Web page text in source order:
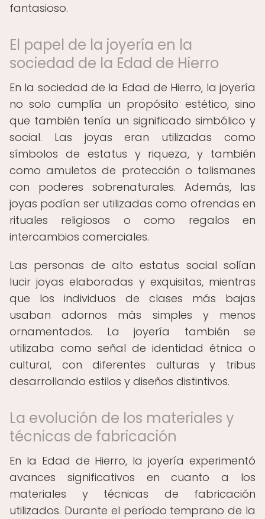
fantasioso.
El papel de la joyería en la
sociedad de la Edad de Hierro
En la sociedad de la Edad de Hierro, la joyería
no solo cumplía un propósito estético, sino
que también tenía un significado simbólico y
social. Las joyas eran utilizadas como
símbolos de estatus y riqueza, y también
como amuletos de protección o talismanes
con poderes sobrenaturales. Además, las
joyas podían ser utilizadas como ofrendas en
rituales religiosos o como regalos en
intercambios comerciales.
Las personas de alto estatus social solían
lucir joyas elaboradas y exquisitas, mientras
que los individuos de clases más bajas
usaban adornos más simples y menos
ornamentados. La joyería también se
utilizaba como señal de identidad étnica o
cultural, con diferentes culturas y tribus
desarrollando estilos y diseños distintivos.
La evolución de los materiales y
técnicas de fabricación
En la Edad de Hierro, la joyería experimentó
avances significativos en cuanto a los
materiales y técnicas de fabricación
utilizados. Durante el período temprano de la